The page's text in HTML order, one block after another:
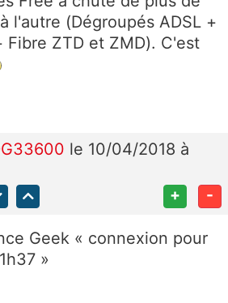
l'autre (Dégroupés ADSL +
Fibre ZTD et ZMD). C'est
le 10/04/2018 à
+ -
Geek « connexion pour
»